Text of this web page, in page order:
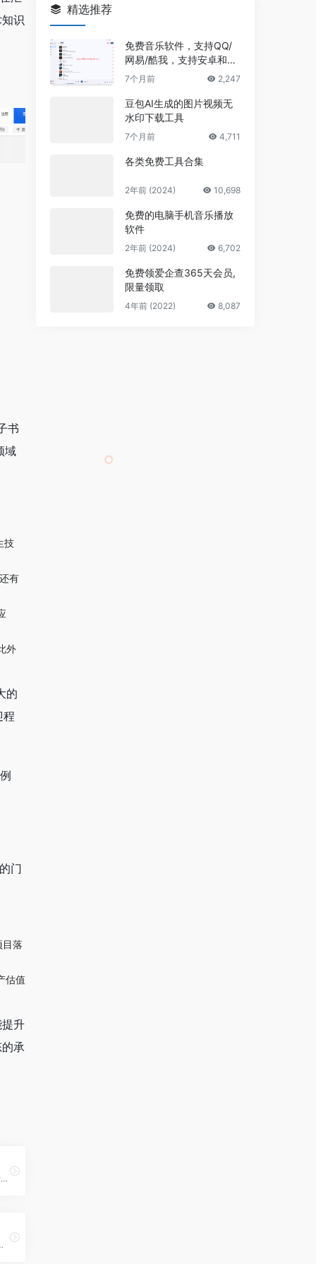
识
书
域
技
有
外
的
程
门
落
估值
升
承
阿里云开发者社区覆盖云计算、人工智能、云原生、大数据、数据库、安全、开发、运维等技术领域，为开发者提供分享、交流、学习、认证、实践、活动等一站式服务能力
更好地理解和掌握算法。
精选推荐
免费音乐软件，支持QQ/
网易/酷我，支持安卓和Wi
ndows平台
7个月前 2,247
豆包AI生成的图片视频无
水印下载工具
7个月前 4,711
各类免费工具合集
2年前 (2024) 10,698
免费的电脑手机音乐播放
软件
2年前 (2024) 6,702
免费领爱企查365天会员,
限量领取
4年前 (2022) 8,087